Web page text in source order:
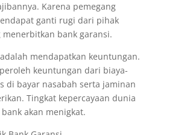
Karena pemegang
ganti rugi dari pihak
menerbitkan bank garansi.
mendapatkan keuntungan.
keuntungan dari biaya-
di bayar nasabah serta jaminan
Tingkat kepercayaan dunia
akan menigkat.